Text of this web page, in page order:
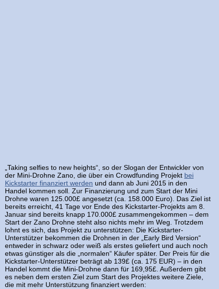
„Taking selfies to new heights“, so der Slogan der Entwickler von
der Mini-Drohne Zano, die über ein Crowdfunding Projekt bei
Kickstarter finanziert werden und dann ab Juni 2015 in den
Handel kommen soll. Zur Finanzierung und zum Start der Mini
Drohne waren 125.000£ angesetzt (ca. 158.000 Euro). Das Ziel ist
bereits erreicht, 41 Tage vor Ende des Kickstarter-Projekts am 8.
Januar sind bereits knapp 170.000£ zusammengekommen – dem
Start der Zano Drohne steht also nichts mehr im Weg. Trotzdem
lohnt es sich, das Projekt zu unterstützen: Die Kickstarter-
Unterstützer bekommen die Drohnen in der „Early Bird Version“
entweder in schwarz oder weiß als erstes geliefert und auch noch
etwas günstiger als die „normalen“ Käufer später. Der Preis für die
Kickstarter-Unterstützer beträgt ab 139£ (ca. 175 EUR) – in den
Handel kommt die Mini-Drohne dann für 169,95£. Außerdem gibt
es neben dem ersten Ziel zum Start des Projektes weitere Ziele,
die mit mehr Unterstützung finanziert werden: